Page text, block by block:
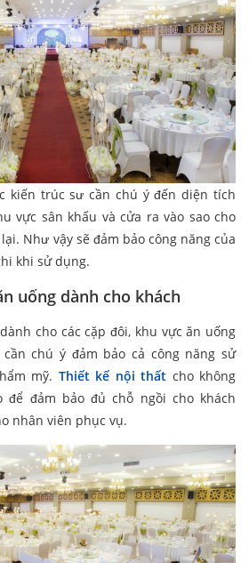
kiến trúc sư cần chú ý đến diện tích
vực sân khấu và cửa ra vào sao cho
Như vậy sẽ đảm bảo công năng của
khi sử dụng.
uống dành cho khách
cho các cặp đôi, khu vực ăn uống
chú ý đảm bảo cả công năng sử
mỹ. Thiết kế nội thất cho không
đảm bảo đủ chỗ ngồi cho khách
nhân viên phục vụ.